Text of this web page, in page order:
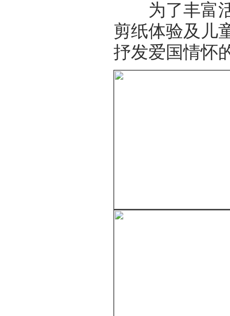
为了丰富活
剪纸体验及儿
抒发爱国情怀